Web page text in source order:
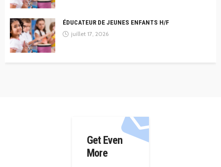
ÉDUCATEUR DE JEUNES ENFANTS H/F
juillet 17, 2026
Get Even
More